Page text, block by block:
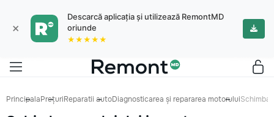
×
Descarcă aplicația și utilizează RemontMD
oriunde
★★★★★
PrincipalaPrețuriReparatii autoDiagnosticarea și repararea motorului